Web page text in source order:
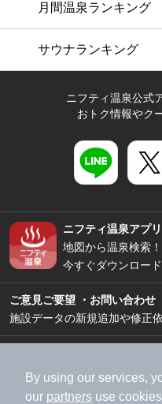
By using our services,
our partners use
月間温泉ランキング
サウナランキング
ニフティ温泉公式
おトク情報やク
ニフティ温泉アプリ
地図から温泉検索
今すぐダウンロード
ご意見ご要望 ・お問い合わせ
施設データの新規追加や修正
加盟店募集（資料
利用規約
ライフ